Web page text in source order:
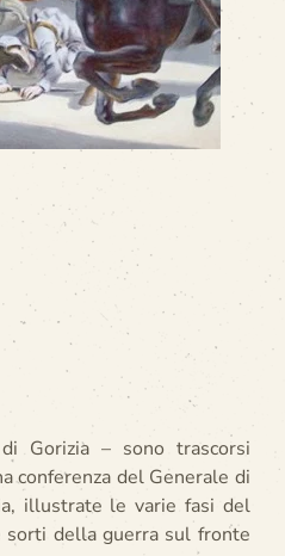
Gorizia – sono trascorsi
conferenza del Generale di
illustrate le varie fasi del
sorti della guerra sul fronte